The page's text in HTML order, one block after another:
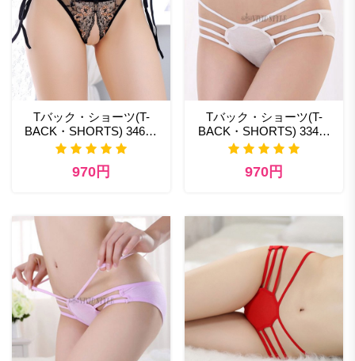
Tバック・ショーツ(T-
BACK・SHORTS) 346bk
性欲 エロ下着
970円
Tバック・ショーツ(T-
BACK・SHORTS) 334wt
セクシー エロ 下着
970円